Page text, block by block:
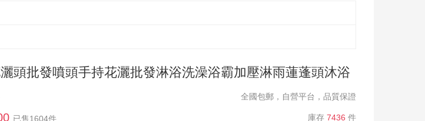
頭批發噴頭手持花灑批發淋浴洗澡浴霸加壓淋雨蓮蓬頭沐浴
全國包郵，自營平台，品質保證
已售1604件 庫存 7436 件